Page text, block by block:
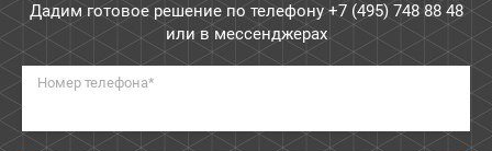
Дадим готовое решение по телефону +7 (495) 748 88 48
или в мессенджерах
Номер телефона*